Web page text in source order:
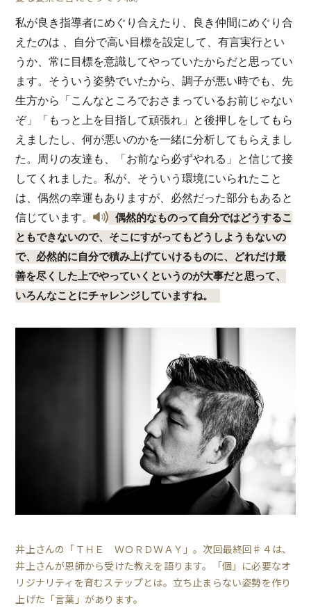
私が良き指導者にめぐり合えたり、良き仲間にめぐり合
えたのは 、自分で高い目標を設定して、有言実行とい
うか、常に目標を意識してやっていたからだと思ってい
ます。そういう姿勢でいたから、調子が悪い時でも、先
生方から「こんなところでおさまっているお前じゃない
ぞ」「もっと上を目指して頑張れ」と後押しをしてもら
えましたし、何が悪いのかを一緒に分析してもらえまし
た。周りの友達も、「お前なら必ずやれる」と信じて接
してくれました。私が、そういう環境にいられたこと
は、偶然の幸運もありますが、必然だった部分もあると
信じています。
偶然的なものって自分ではどうするこ
ともできないので、そこにすがってもどうしようもないの
で、必然的に自分で積み上げていけるものに、どれだけ最
善を尽くした上でやっていくというのが大事だと思って、
いろんなことにチャレンジしていますね。
井上さんの「ＴＨＥ ＷＯＲＤＷＡＹ」。次回最終回♯４は、
井上さんが恩師から受けた教えを語ります。「個」に必要なオ
リジナリティを育むステップとは。立ち止まらない姿勢を作り
上げた「言葉」があります。